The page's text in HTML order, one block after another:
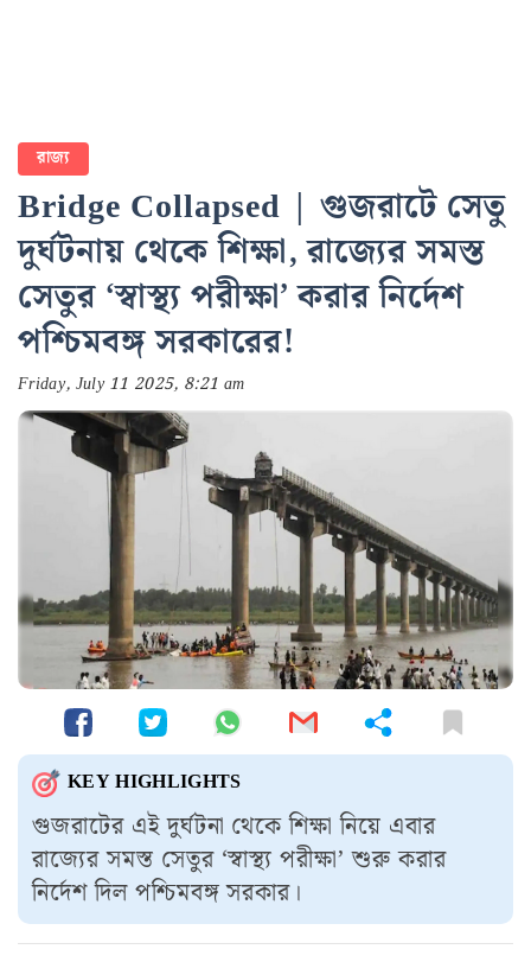
রাজ্য
Bridge Collapsed | গুজরাটে সেতু
দুর্ঘটনায় থেকে শিক্ষা, রাজ্যের সমস্ত
সেতুর ‘স্বাস্থ্য পরীক্ষা’ করার নির্দেশ
পশ্চিমবঙ্গ সরকারের!
Friday, July 11 2025, 8:21 am
KEY HIGHLIGHTS
গুজরাটের এই দুর্ঘটনা থেকে শিক্ষা নিয়ে এবার
রাজ্যের সমস্ত সেতুর ‘স্বাস্থ্য পরীক্ষা’ শুরু করার
নির্দেশ দিল পশ্চিমবঙ্গ সরকার।